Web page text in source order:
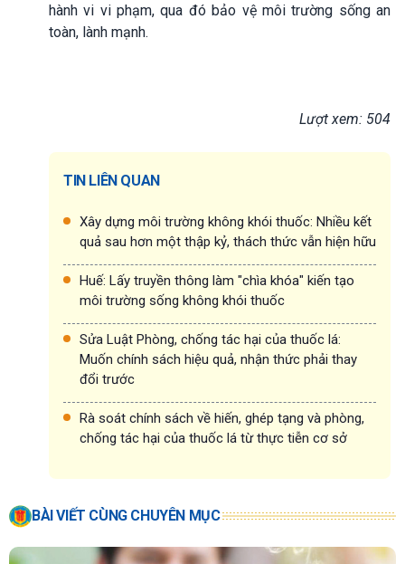
hành vi vi phạm, qua đó bảo vệ môi trường sống an
toàn, lành mạnh.
Lượt xem: 504
TIN LIÊN QUAN
Xây dựng môi trường không khói thuốc: Nhiều kết
quả sau hơn một thập kỷ, thách thức vẫn hiện hữu
Huế: Lấy truyền thông làm "chìa khóa" kiến tạo
môi trường sống không khói thuốc
Sửa Luật Phòng, chống tác hại của thuốc lá:
Muốn chính sách hiệu quả, nhận thức phải thay
đổi trước
Rà soát chính sách về hiến, ghép tạng và phòng,
chống tác hại của thuốc lá từ thực tiễn cơ sở
BÀI VIẾT CÙNG CHUYÊN MỤC